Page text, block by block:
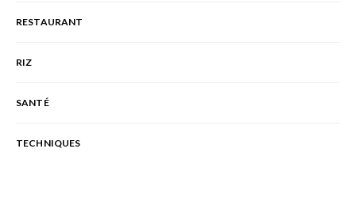
RESTAURANT
RIZ
SANTÉ
TECHNIQUES